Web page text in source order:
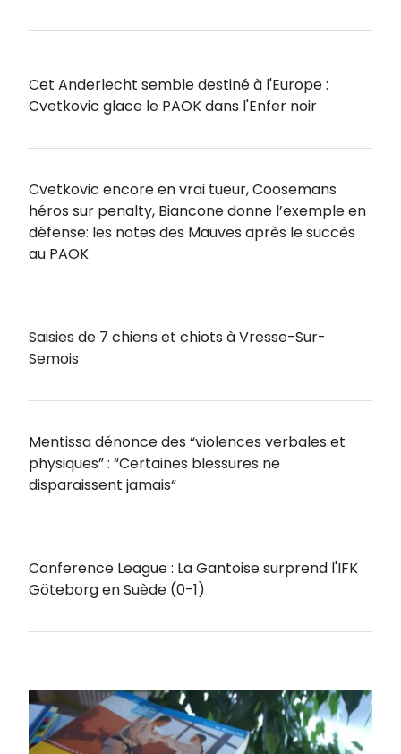
Cet Anderlecht semble destiné à l'Europe :
Cvetkovic glace le PAOK dans l'Enfer noir
Cvetkovic encore en vrai tueur, Coosemans
héros sur penalty, Biancone donne l’exemple en
défense: les notes des Mauves après le succès
au PAOK
Saisies de 7 chiens et chiots à Vresse-Sur-
Semois
Mentissa dénonce des “violences verbales et
physiques” : “Certaines blessures ne
disparaissent jamais“
Conference League : La Gantoise surprend l'IFK
Göteborg en Suède (0-1)